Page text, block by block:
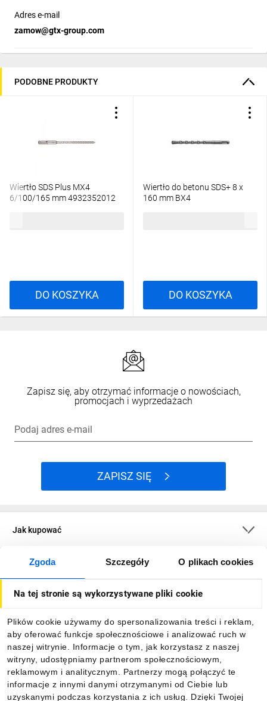
Zgoda Szczegóły O plikach cookies
Na tej stronie są wykorzystywane pliki cookie
Plików cookie używamy do spersonalizowania treści i reklam,
aby oferować funkcje społecznościowe i analizować ruch w
naszej witrynie. Informacje o tym, jak korzystasz z naszej
witryny, udostępniamy partnerom społecznościowym,
reklamowym i analitycznym. Partnerzy mogą połączyć te
informacje z innymi danymi otrzymanymi od Ciebie lub
uzyskanymi podczas korzystania z ich usług. Dzięki Twojej
Adres e-mail
zamow@gtx-group.com
PODOBNE PRODUKTY
Wiertło SDS Plus MX4
6/100/165 mm 4932352012
DO KOSZYKA
Wiertło do betonu SDS+ 8 x
160 mm BX4
DO KOSZYKA
Zapisz się, aby otrzymać informacje o nowościach,
promocjach i wyprzedażach
Podaj adres e-mail
ZAPISZ SIĘ
Jak kupować
O firmie
Informacje
Pobierz naszą aplikację mobilną: